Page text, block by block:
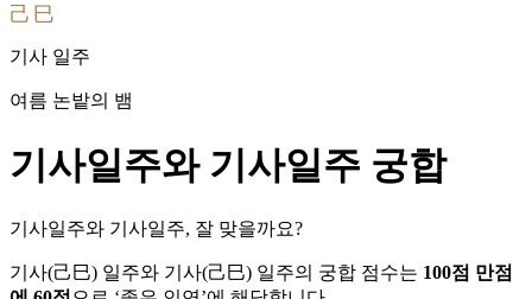
己巳
기사 일주
여름 논밭의 뱀
기사일주와 기사일주 궁합
기사일주와 기사일주, 잘 맞을까요?
기사(己巳) 일주와 기사(己巳) 일주의 궁합 점수는 100점 만점